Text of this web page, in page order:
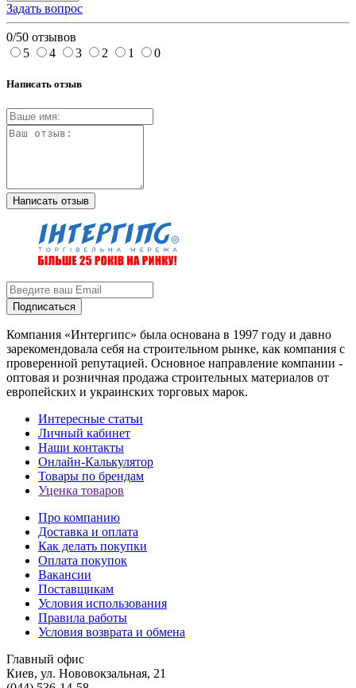
Задать вопрос
0/50 отзывов
5
4 3 2 1 0
Написать отзыв
Написать отзыв
Подписаться
Компания «Интергипс» была основана в 1997 году и давно
зарекомендовала себя на строительном рынке, как компания с
проверенной репутацией. Основное направление компании -
оптовая и розничная продажа строительных материалов от
европейских и украинских торговых марок.
Интересные статьи
Личный кабинет
Наши контакты
Онлайн-Калькулятор
Товары по брендам
Уценка товаров
Про компанию
Доставка и оплата
Как делать покупки
Оплата покупок
Вакансии
Поставщикам
Условия использования
Правила работы
Условия возврата и обмена
Главный офис
Киев, ул. Нововокзальная, 21